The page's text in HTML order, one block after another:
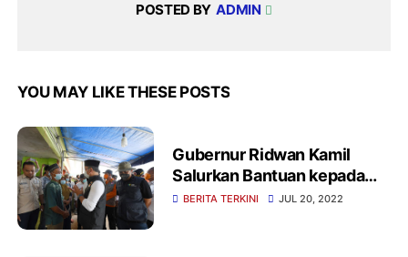
POSTED BY ADMIN
YOU MAY LIKE THESE POSTS
Gubernur Ridwan Kamil
Salurkan Bantuan kepada
Warga Bogor Terdampak
BERITA TERKINI JUL 20, 2022